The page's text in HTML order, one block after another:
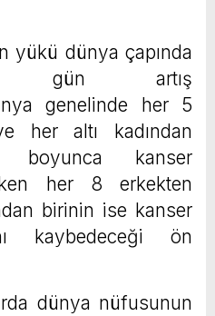
yükü dünya çapında
gün artış
genelinde her 5
her altı kadından
boyunca kanser
her 8 erkekten
birinin ise kanser
kaybedeceği ön
dünya nüfusunun